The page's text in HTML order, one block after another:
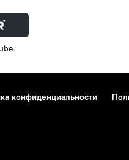
конфиденциальности